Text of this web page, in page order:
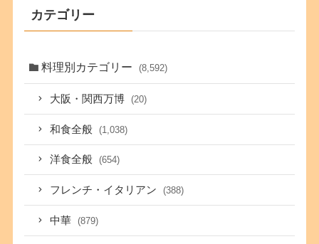
カテゴリー
料理別カテゴリー (8,592)
大阪・関西万博 (20)
和食全般 (1,038)
洋食全般 (654)
フレンチ・イタリアン (388)
中華 (879)